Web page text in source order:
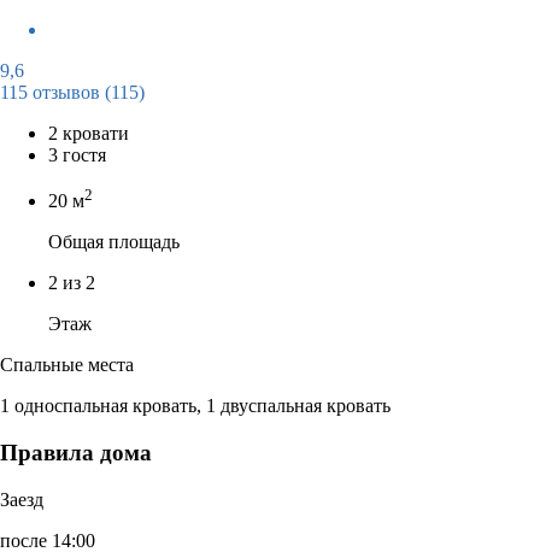
9,6
115 отзывов (115)
2 кровати
3 гостя
20 м2
Общая площадь
2 из 2
Этаж
Спальные места
1 односпальная кровать, 1 двуспальная кровать
Правила дома
Заезд
после 14:00